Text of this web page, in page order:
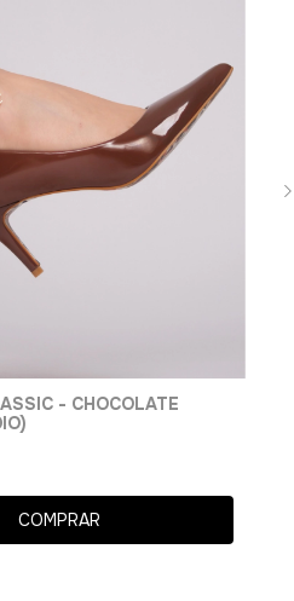
- CHOCOLATE
COMPRAR